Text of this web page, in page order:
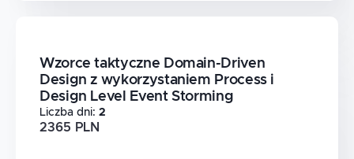
Wzorce taktyczne Domain-Driven
Design z wykorzystaniem Process i
Design Level Event Storming
Liczba dni: 2
2365 PLN